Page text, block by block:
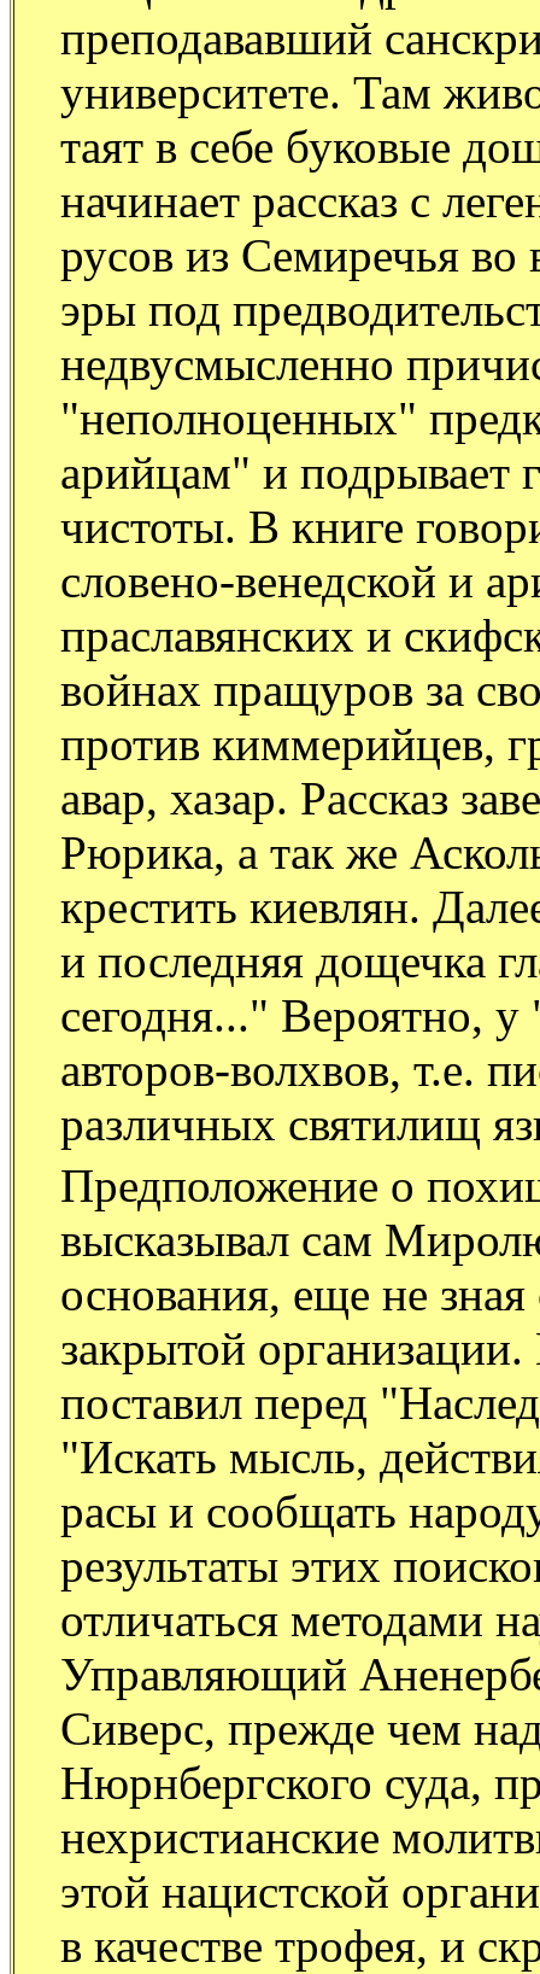
преподававший
университете. Там
таят в себе буковые
начинает рассказ с
русов из Семиречья во
эры под
недвусмысленно
"неполноценных"
арийцам" и подрывает
чистоты. В книге
словено-венедской и
праславянских и
войнах пращуров за
против киммерийцев,
авар, хазар. Рассказ
Рюрика, а так же
крестить киевлян.
и последняя дощечка
сегодня..." Вероятно,
авторов-волхвов, т.е.
различных святилищ
Предположение о
высказывал сам
основания, еще не
закрытой
поставил перед
"Искать мысль,
расы и сообщать
результаты этих
отличаться методами
Управляющий
Сиверс, прежде чем
Нюрнбергского суда,
нехристианские
этой нацистской
в качестве трофея, и